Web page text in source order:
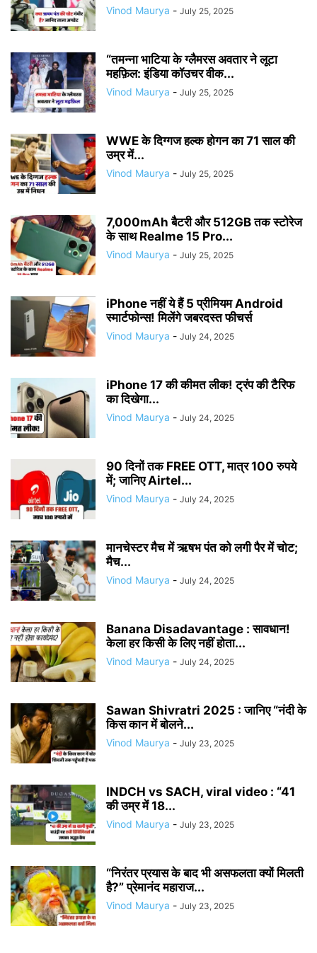
Vinod Maurya - July 25, 2025
“तमन्ना भाटिया के ग्लैमरस अवतार ने लूटा
महफ़िल: इंडिया कॉउचर वीक...
Vinod Maurya - July 25, 2025
WWE के दिग्गज हल्क होगन का 71 साल की
उम्र में...
Vinod Maurya - July 25, 2025
7,000mAh बैटरी और 512GB तक स्टोरेज
के साथ Realme 15 Pro...
Vinod Maurya - July 25, 2025
iPhone नहीं ये हैं 5 प्रीमियम Android
स्मार्टफोन्स! मिलेंगे जबरदस्त फीचर्स
Vinod Maurya - July 24, 2025
iPhone 17 की कीमत लीक! ट्रंप की टैरिफ
का दिखेगा...
Vinod Maurya - July 24, 2025
90 दिनों तक FREE OTT, मात्र 100 रुपये
में; जानिए Airtel...
Vinod Maurya - July 24, 2025
मानचेस्टर मैच में ऋषभ पंत को लगी पैर में चोट;
मैच...
Vinod Maurya - July 24, 2025
Banana Disadavantage : सावधान!
केला हर किसी के लिए नहीं होता...
Vinod Maurya - July 24, 2025
Sawan Shivratri 2025 : जानिए “नंदी के
किस कान में बोलने...
Vinod Maurya - July 23, 2025
INDCH vs SACH, viral video : “41
की उम्र में 18...
Vinod Maurya - July 23, 2025
“निरंतर प्रयास के बाद भी असफलता क्यों मिलती
है?” प्रेमानंद महाराज...
Vinod Maurya - July 23, 2025